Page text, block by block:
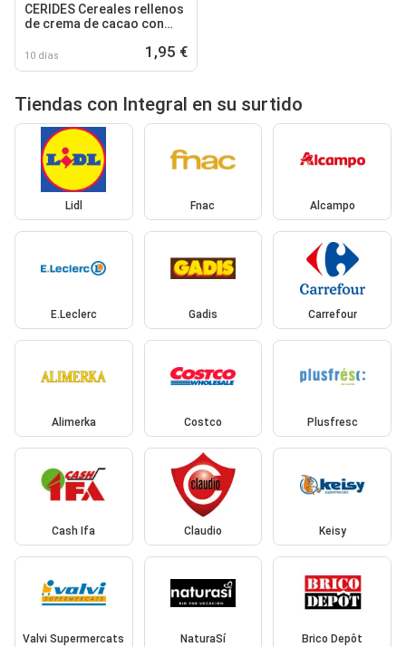
CERIDES Cereales rellenos
de crema de cacao con
arroz frutas
10 días 1,95 €
Tiendas con Integral en su surtido
Lidl Fnac Alcampo
E.Leclerc Gadis Carrefour
Alimerka Costco Plusfresc
Cash Ifa Claudio Keisy
Valvi Supermercats NaturaSí Brico Depôt